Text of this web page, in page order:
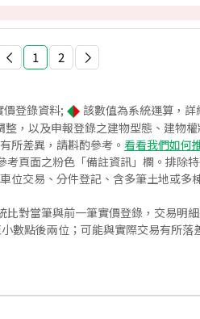
1 2
登錄資料; 該數值為系統運算，詳
，以及申報登錄之建物型態、建物
所差異，請斟酌參考。 看看我們如何
頁面之粉色「備註資訊」欄。排除
位交易、分件登記、含多筆土地或多
對當筆與前一筆實價登錄，交易明
點後兩位；可能與實際交易有所落